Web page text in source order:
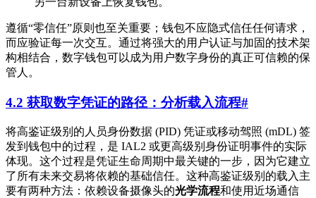
遵循“零信任”原则也至关重要；钱包不应隐式信任任何请求，
而应验证每一次交互。通过将强大的用户认证与加固的技术架
构相结合，数字钱包可以成为用户数字身份的真正可信赖的保
管人。
4.2 获取数字凭证的路径：分析载入流程#
将高鉴证级别的人员身份数据 (PID) 凭证或移动驾照 (mDL) 签
发到钱包中的过程，是 IAL2 或更高级别身份证明事件的实际
体现。这个过程是凭证生命周期中最关键的一步，因为它建立
了所有未来交易将依赖的基础信任。这种高鉴证级别的载入主
要有两种方法：依赖设备摄像头的光学流程和使用近场通信